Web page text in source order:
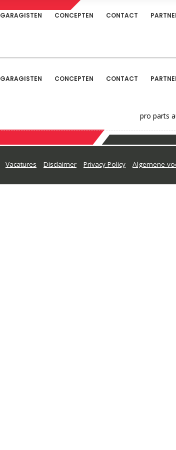
GARAGISTEN CONCEPTEN CONTACT
GARAGISTEN CONCEPTEN CONTACT
pro parts
Vacatures Disclaimer Privacy Policy Algemene